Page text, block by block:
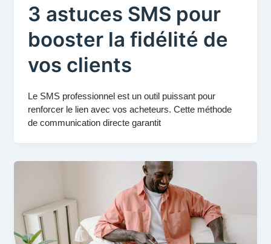
3 astuces SMS pour
booster la fidélité de
vos clients
Le SMS professionnel est un outil puissant pour
renforcer le lien avec vos acheteurs. Cette méthode
de communication directe garantit